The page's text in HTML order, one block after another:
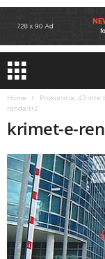
Home Prokuroria, 43 vite
renda-tr2
krimet-e-